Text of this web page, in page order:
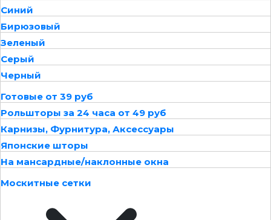
Синий
Бирюзовый
Зеленый
Серый
Черный
Готовые от 39 руб
Рольшторы за 24 часа от 49 руб
Карнизы, Фурнитура, Аксессуары
Японские шторы
На мансардные/наклонные окна
Москитные сетки